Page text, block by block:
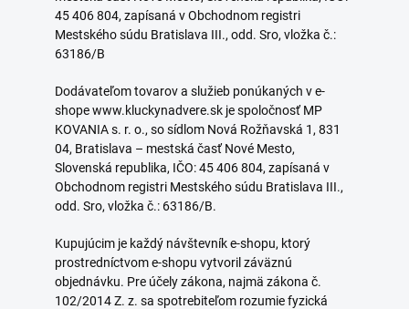
45 406 804, zapísaná v Obchodnom registri
Mestského súdu Bratislava III., odd. Sro, vložka č.:
63186/B
Dodávateľom tovarov a služieb ponúkaných v e-
shope www.kluckynadvere.sk je spoločnosť MP
KOVANIA s. r. o., so sídlom Nová Rožňavská 1, 831
04, Bratislava – mestská časť Nové Mesto,
Slovenská republika, IČO: 45 406 804, zapísaná v
Obchodnom registri Mestského súdu Bratislava III.,
odd. Sro, vložka č.: 63186/B.
Kupujúcim je každý návštevník e-shopu, ktorý
prostredníctvom e-shopu vytvoril záväznú
objednávku. Pre účely zákona, najmä zákona č.
102/2014 Z. z. sa spotrebiteľom rozumie fyzická